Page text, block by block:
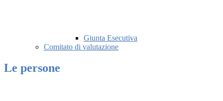
Giunta Esecutiva
Comitato di valutazione
Le persone